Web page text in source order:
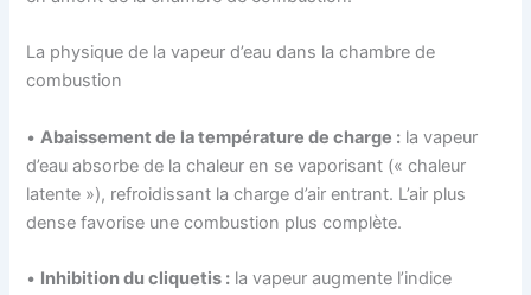
La physique de la vapeur d’eau dans la chambre de
combustion
•Abaissement de la température de charge : la vapeur
d’eau absorbe de la chaleur en se vaporisant (« chaleur
latente »), refroidissant la charge d’air entrant. L’air plus
dense favorise une combustion plus complète.
• Inhibition du cliquetis : la vapeur augmente l’indice